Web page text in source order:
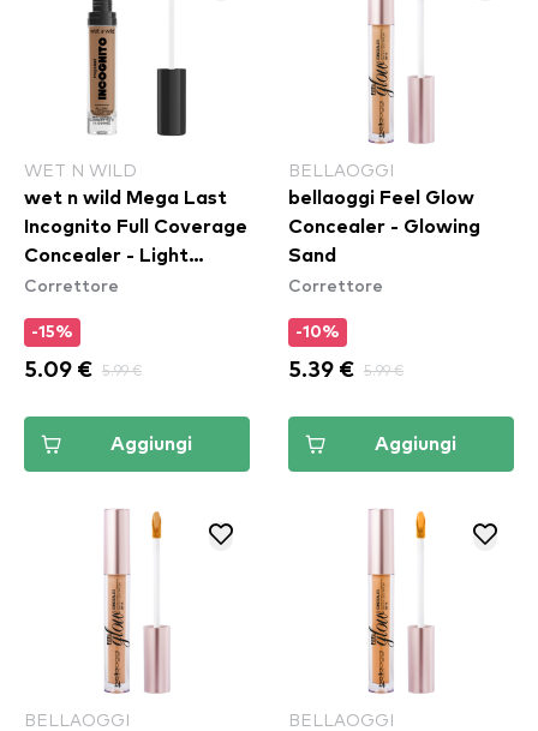
WET N WILD
wet n wild Mega Last
Incognito Full Coverage
Concealer - Light
Medium
Correttore
-15%
5.09 € 5.99 €
Aggiungi
BELLAOGGI
bellaoggi Feel Glow
Concealer - Glowing
Sand
Correttore
-10%
5.39 € 5.99 €
Aggiungi
BELLAOGGI BELLAOGGI